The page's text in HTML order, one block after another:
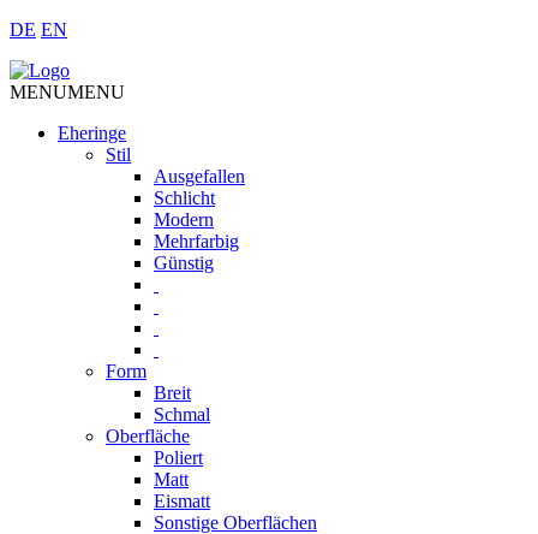
DE EN
MENUMENU
Eheringe
Stil
Ausgefallen
Schlicht
Modern
Mehrfarbig
Günstig
Form
Breit
Schmal
Oberfläche
Poliert
Matt
Eismatt
Sonstige Oberflächen